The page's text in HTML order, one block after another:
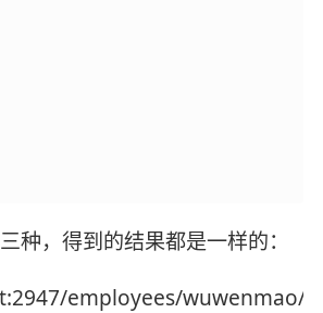
种，得到的结果都是一样的：
employees/wuwenmao/